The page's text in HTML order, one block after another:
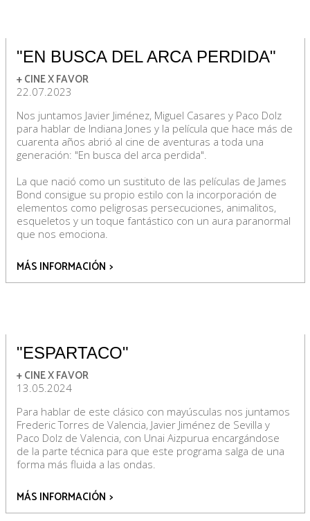
"EN BUSCA DEL ARCA PERDIDA"
+ CINE X FAVOR
22.07.2023
Nos juntamos Javier Jiménez, Miguel Casares y Paco Dolz
para hablar de Indiana Jones y la película que hace más de
cuarenta años abrió al cine de aventuras a toda una
generación: "En busca del arca perdida".
La que nació como un sustituto de las películas de James
Bond consigue su propio estilo con la incorporación de
elementos como peligrosas persecuciones, animalitos,
esqueletos y un toque fantástico con un aura paranormal
que nos emociona.
MÁS INFORMACIÓN >
"ESPARTACO"
+ CINE X FAVOR
13.05.2024
Para hablar de este clásico con mayúsculas nos juntamos
Frederic Torres de Valencia, Javier Jiménez de Sevilla y
Paco Dolz de Valencia, con Unai Aizpurua encargándose
de la parte técnica para que este programa salga de una
forma más fluida a las ondas.
MÁS INFORMACIÓN >